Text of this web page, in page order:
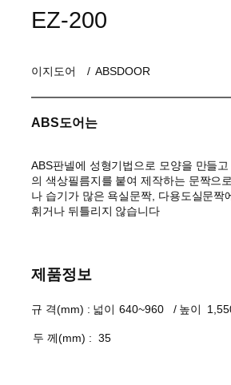
EZ-200
이지도어 / ABSDOOR
ABS도어는
ABS판넬에 성형기법으로 모양을 만들고
의 색상필름지를 붙여 제작하는 문짝으
나 습기가 많은 욕실문짝, 다용도실문짝
휘거나 뒤틀리지 않습니다
제품정보
규 격(mm) : 넓이 640~960 / 높이
두 께(mm) : 35